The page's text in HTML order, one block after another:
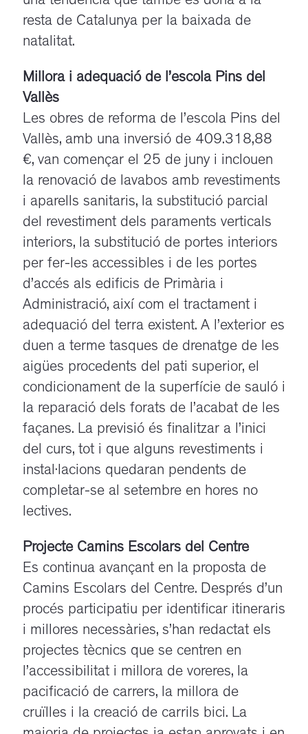
resta de Catalunya per la baixada de
natalitat.
Millora i adequació de l’escola Pins del
Vallès
Les obres de reforma de l’escola Pins del
Vallès, amb una inversió de 409.318,88
€, van començar el 25 de juny i inclouen
la renovació de lavabos amb revestiments
i aparells sanitaris, la substitució parcial
del revestiment dels paraments verticals
interiors, la substitució de portes interiors
per fer-les accessibles i de les portes
d’accés als edificis de Primària i
Administració, així com el tractament i
adequació del terra existent. A l’exterior es
duen a terme tasques de drenatge de les
aigües procedents del pati superior, el
condicionament de la superfície de sauló i
la reparació dels forats de l’acabat de les
façanes. La previsió és finalitzar a l’inici
del curs, tot i que alguns revestiments i
instal·lacions quedaran pendents de
completar-se al setembre en hores no
lectives.
Projecte Camins Escolars del Centre
Es continua avançant en la proposta de
Camins Escolars del Centre. Després d’un
procés participatiu per identificar itineraris
i millores necessàries, s’han redactat els
projectes tècnics que se centren en
l’accessibilitat i millora de voreres, la
pacificació de carrers, la millora de
cruïlles i la creació de carrils bici. La